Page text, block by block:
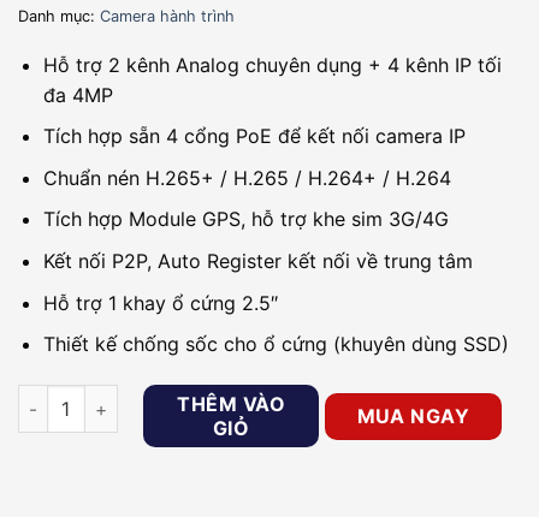
Danh mục: Camera hành trình
Hỗ trợ 2 kênh Analog chuyên dụng + 4 kênh IP tối
đa 4MP
Tích hợp sẵn 4 cổng PoE để kết nối camera IP
Chuẩn nén H.265+ / H.265 / H.264+ / H.264
Tích hợp Module GPS, hỗ trợ khe sim 3G/4G
Kết nối P2P, Auto Register kết nối về trung tâm
Hỗ trợ 1 khay ổ cứng 2.5″
Thiết kế chống sốc cho ổ cứng (khuyên dùng SSD)
Đầu ghi IP cho ô tô 4 kênh KBVISION KX-EM8104PN số lượng
THÊM VÀO
GIỎ
MUA NGAY